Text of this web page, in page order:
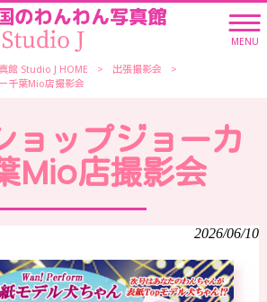
MENU
館 Studio J HOME > 出張撮影会
>
千葉Mio店撮影会
ョップジョーカ
Mio店撮影会
2026/06/10